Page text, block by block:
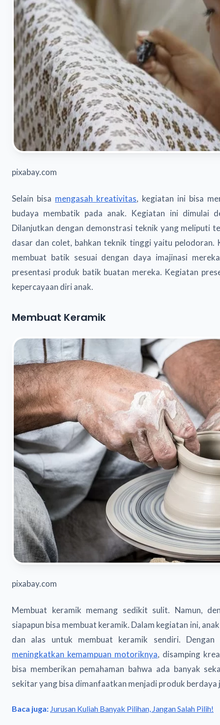
pixabay.com
Selain bisa mengasah kreativitas, kegiatan ini bisa
budaya membatik pada anak. Kegiatan ini dimulai
Dilanjutkan dengan demonstrasi teknik yang meliputi
dasar dan colet, bahkan teknik tinggi yaitu pelodoran.
membuat batik sesuai dengan daya imajinasi
presentasi produk batik buatan mereka. Kegiatan
kepercayaan diri anak.
Membuat Keramik
pixabay.com
Membuat keramik memang sedikit sulit. Namun,
siapapun bisa membuat keramik. Dalam kegiatan ini,
dan alas untuk membuat keramik sendiri.
meningkatkan kemampuan motoriknya, disamping
bisa memberikan pemahaman bahwa ada banyak
sekitar yang bisa dimanfaatkan menjadi produk berdaya
Baca juga: Jurusan Kuliah Banyak Pilihan, Jangan Salah Pilih!